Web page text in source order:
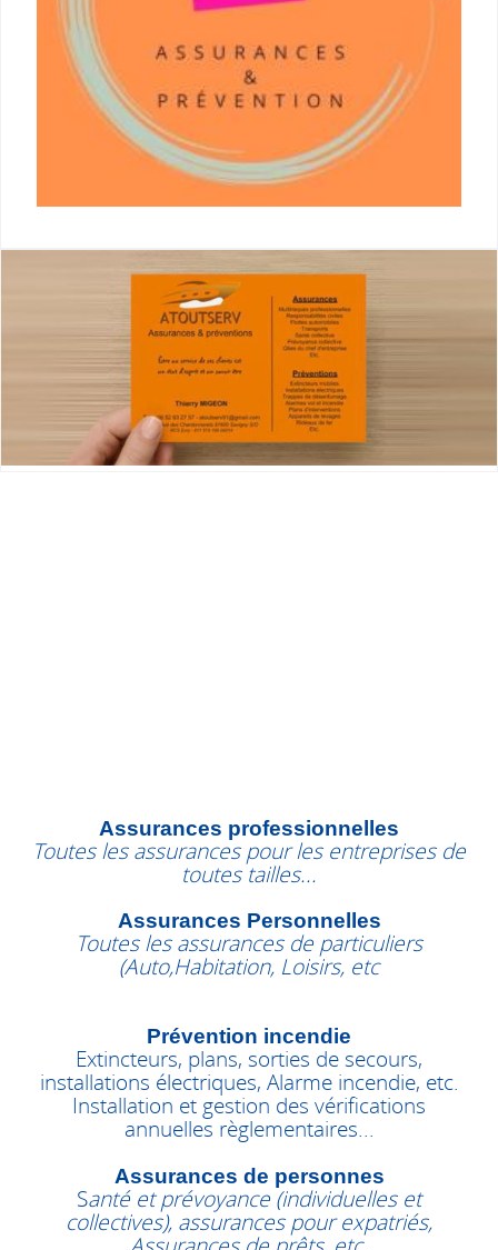
Assurances professionnelles
Toutes les assurances pour les entreprises de
toutes tailles...
Assurances Personnelles
Toutes les assurances de particuliers
(Auto,Habitation, Loisirs, etc
Prévention incendie
Extincteurs, plans, sorties de secours,
installations électriques, Alarme incendie, etc.
Installation et gestion des vérifications
annuelles règlementaires...
Assurances de personnes
Santé et prévoyance (individuelles et
collectives), assurances pour expatriés,